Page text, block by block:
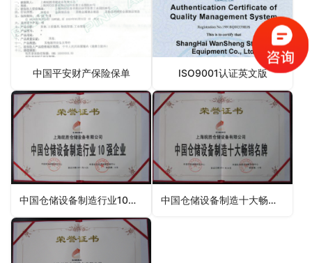
中国平安财产保险保单 ISO9001认证英文版
中国仓储设备制造行业10强企业 中国仓储设备制造十大畅销名牌